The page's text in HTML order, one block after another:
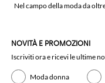
Nel campo della moda da
NOVITÀ E PROMOZIONI
Iscriviti ora e ricevi le ultime
Moda donna